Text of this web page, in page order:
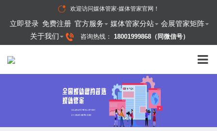
欢迎访问媒体管家-媒体管家官网 ！
立即登录 免费注册 官方服务 媒体管家分站
会展管家矩阵
关于我们
咨询热线： 18001999868（同微信号）